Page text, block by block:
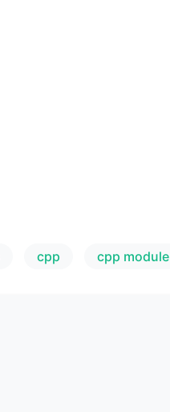
cpp cpp module